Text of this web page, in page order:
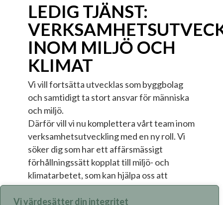
Vi värdesätter din integritet
LEDIG TJÄNST:
INOM MILJÖ OCH
KLIMAT
Vi vill fortsätta utvecklas som byggbolag
och samtidigt ta stort ansvar för människa
och miljö.
Därför vill vi nu komplettera vårt team inom
verksamhetsutveckling med en ny roll. Vi
söker dig som har ett affärsmässigt
förhållningssätt kopplat till miljö- och
klimatarbetet, som kan hjälpa oss att
utvecklas inom detta område.